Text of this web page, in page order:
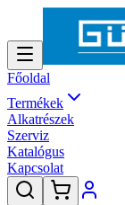
Főoldal
Termékek
Alkatrészek
Szerviz
Katalógus
Kapcsolat